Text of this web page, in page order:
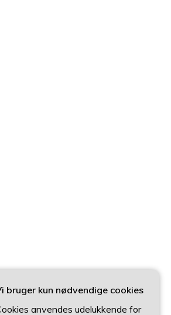
bruger kun nødvendige cookies
anvendes udelukkende for